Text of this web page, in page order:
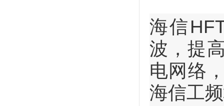
海信
波，提
电网络
海信工